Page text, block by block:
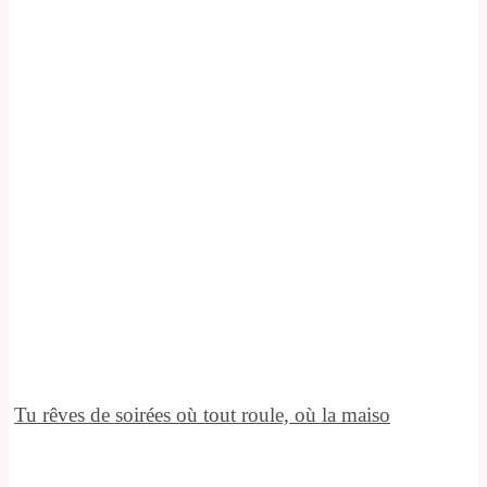
Tu rêves de soirées où tout roule, où la maiso